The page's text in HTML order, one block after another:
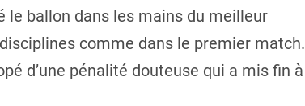
le ballon dans les mains du meilleur
comme dans le premier match.
d’une pénalité douteuse qui a mis fin à